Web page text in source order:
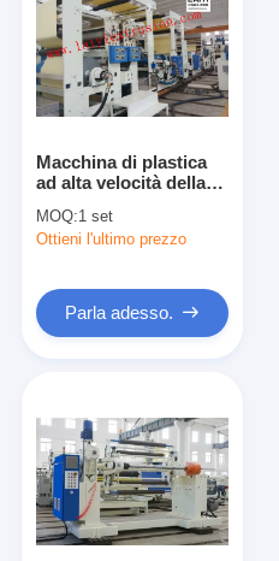
Macchina di plastica
ad alta velocità della
MOQ:1 set
Ottieni l'ultimo prezzo
Parla adesso.